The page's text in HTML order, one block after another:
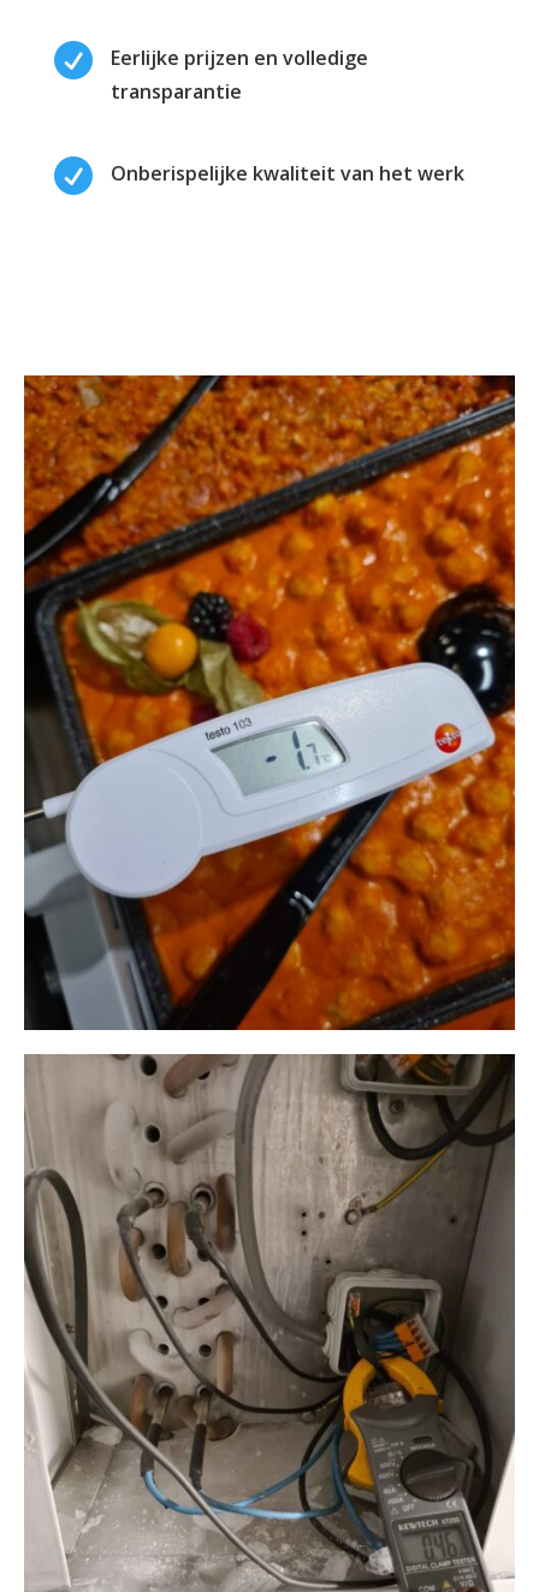

Eerlijke prijzen en volledige
transparantie
 Onberispelijke kwaliteit van het werk